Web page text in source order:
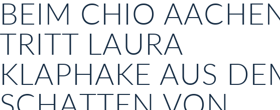
BEIM CHIO
TRITT LAURA
KLAPHAKE AUS